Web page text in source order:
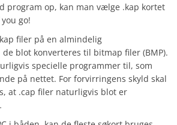
program op, kan man vælge .kap kortet
go!
filer på en almindelig
blot konverteres til bitmap filer (BMP).
specielle programmer til, som
på nettet. For forvirringens skyld skal
at .cap filer naturligvis blot er